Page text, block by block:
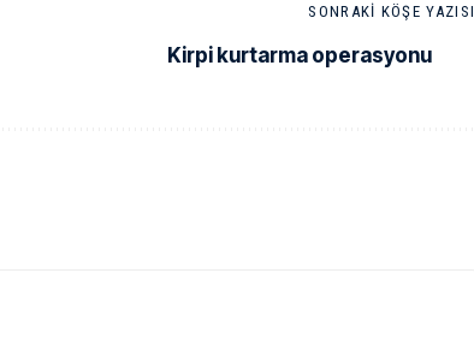
SONRAKI KÖŞE YAZISI
Kirpi kurtarma operasyonu